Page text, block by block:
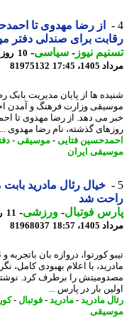
از رضا مهدوی تا
برای صندلی دفتر
نیوز-سیاسی-
17:45
81975132
ها از پایان مدیریت بابک رضایی
وزارت فرهنگ و آمدن
می دهد. از رضا مهدوی تا
گذشته، نام رضا مهدوی ...
فتایی-موسیقی-دفتر
ایران
خیال رئال مادرید بابت
شد
فوتبال-ورزشی-
18:57
81968037
تیبو
با اعلام بهبودی کامل،
را برطرف کرد. نوشته
بار در پارس ...
مادرید- مادرید- فوتبال-کورتوا